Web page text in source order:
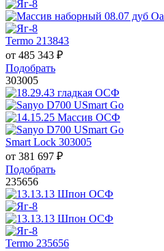
Termo 213843
от 485 343 ₽
Подобрать
303005
Smart Lock 303005
от 381 697 ₽
Подобрать
235656
Termo 235656